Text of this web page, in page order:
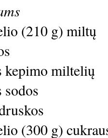
(210 g) miltų
kepimo miltelių
sodos
(300 g)